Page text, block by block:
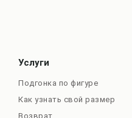
Услуги
Подгонка по фигуре
Как узнать свой размер
Возврат